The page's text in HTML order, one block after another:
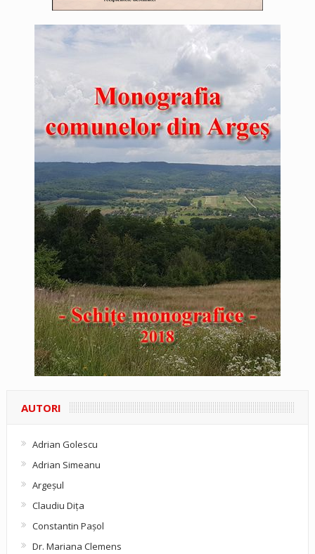
AUTORI
Adrian Golescu
Adrian Simeanu
Argeşul
Claudiu Diţa
Constantin Pașol
Dr. Mariana Clemens